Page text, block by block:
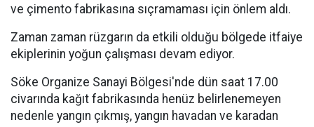
ve çimento fabrikasına sıçramaması için önlem aldı.
Zaman zaman rüzgarın da etkili olduğu bölgede itfaiye
ekiplerinin yoğun çalışması devam ediyor.
Söke Organize Sanayi Bölgesi'nde dün saat 17.00
civarında kağıt fabrikasında henüz belirlenemeyen
nedenle yangın çıkmış, yangın havadan ve karadan